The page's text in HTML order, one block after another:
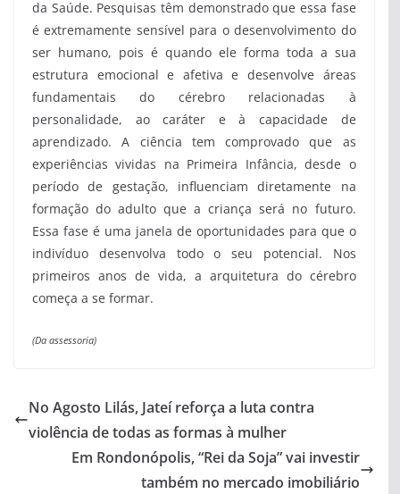
da Saúde. Pesquisas têm demonstrado que essa fase
é extremamente sensível para o desenvolvimento do
ser humano, pois é quando ele forma toda a sua
estrutura emocional e afetiva e desenvolve áreas
fundamentais do cérebro relacionadas à
personalidade, ao caráter e à capacidade de
aprendizado. A ciência tem comprovado que as
experiências vividas na Primeira Infância, desde o
período de gestação, influenciam diretamente na
formação do adulto que a criança será no futuro.
Essa fase é uma janela de oportunidades para que o
indivíduo desenvolva todo o seu potencial. Nos
primeiros anos de vida, a arquitetura do cérebro
começa a se formar.
(Da assessoria)
No Agosto Lilás, Jateí reforça a luta contra
violência de todas as formas à mulher
Em Rondonópolis, “Rei da Soja” vai investir
também no mercado imobiliário